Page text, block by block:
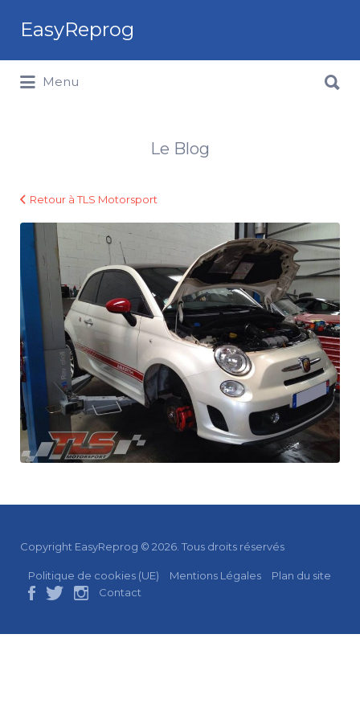
EasyReprog
Menu
Le Blog
Retour à TLS Motorsport
Copyright EasyReprog © 2026. Tous droits réservés
Politique de cookies (UE) Mentions Légales
Plan du site
Contact